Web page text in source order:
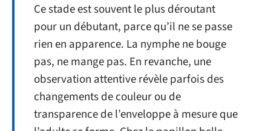
Ce stade est souvent le plus déroutant
pour un débutant, parce qu’il ne se passe
rien en apparence. La nymphe ne bouge
pas, ne mange pas. En revanche, une
observation attentive révèle parfois des
changements de couleur ou de
transparence de l’enveloppe à mesure que